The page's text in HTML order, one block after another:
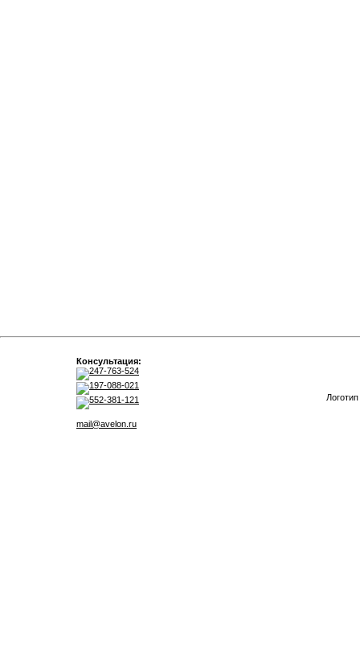
Консультация:
247-763-524
197-088-021
552-381-121
mail@avelon.ru